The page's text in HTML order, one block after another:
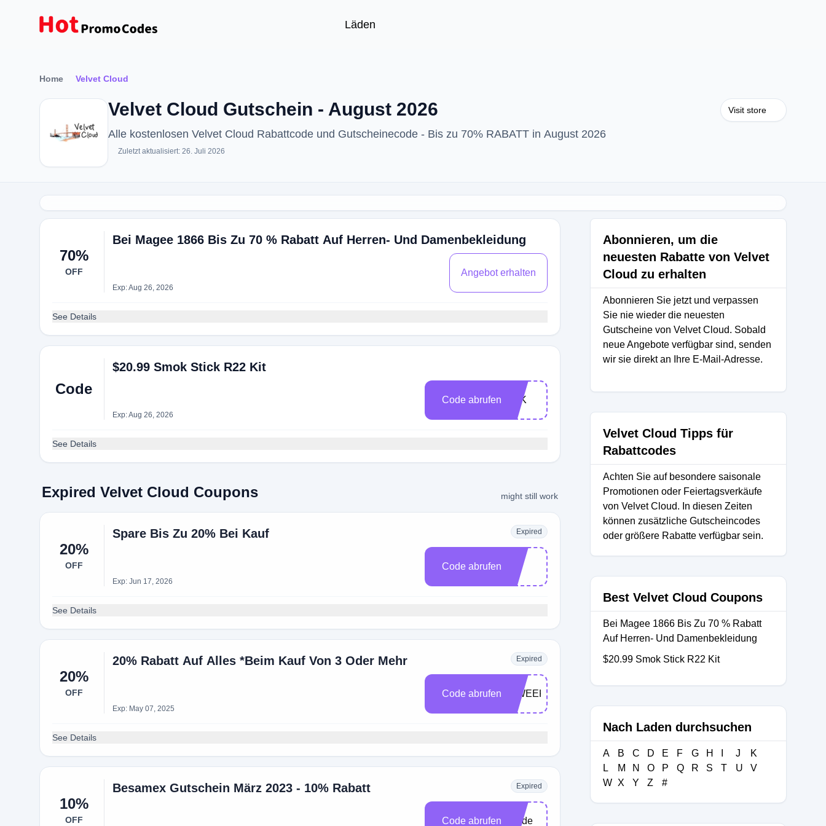
Läden
Home Velvet Cloud
Velvet Cloud Gutschein - August 2026
Alle kostenlosen Velvet Cloud Rabattcode und Gutscheinecode - Bis zu 70% RABATT in August 2026
Zuletzt aktualisiert: 26. Juli 2026
Visit store
70%
OFF
Bei Magee 1866 Bis Zu 70 % Rabatt Auf Herren- Und Damenbekleidung
Exp: Aug 26, 2026
Angebot erhalten
See Details
Code
$20.99 Smok Stick R22 Kit
Exp: Aug 26, 2026
Code abrufen 22K
See Details
Expired Velvet Cloud Coupons might still work
20%
OFF
Spare Bis Zu 20% Bei Kauf Expired
Exp: Jun 17, 2026
Code abrufen
See Details
20%
OFF
20% Rabatt Auf Alles *Beim Kauf Von 3 Oder Mehr Expired
Exp: May 07, 2025
Code abrufen JIWEEKSS25
See Details
10%
OFF
Besamex Gutschein März 2023 - 10% Rabatt Expired
Code abrufen
Code
Abonnieren, um die
neuesten Rabatte von Velvet
Cloud zu erhalten
Abonnieren Sie jetzt und verpassen
Sie nie wieder die neuesten
Gutscheine von Velvet Cloud. Sobald
neue Angebote verfügbar sind, senden
wir sie direkt an Ihre E-Mail-Adresse.
Velvet Cloud Tipps für
Rabattcodes
Achten Sie auf besondere saisonale
Promotionen oder Feiertagsverkäufe
von Velvet Cloud. In diesen Zeiten
können zusätzliche Gutscheincodes
oder größere Rabatte verfügbar sein.
Best Velvet Cloud Coupons
Bei Magee 1866 Bis Zu 70 % Rabatt
Auf Herren- Und Damenbekleidung
$20.99 Smok Stick R22 Kit
Nach Laden durchsuchen
A B C D E F G H J
K
L
M N O P Q R S T U
V
W X Y Z #